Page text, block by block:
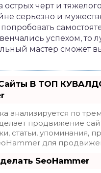
острых черт и
серьезно и
успехом, то
мастер сможет
В ТОП
анализируется по
продвижение
статьи, упоминания,
для
SeoHammer